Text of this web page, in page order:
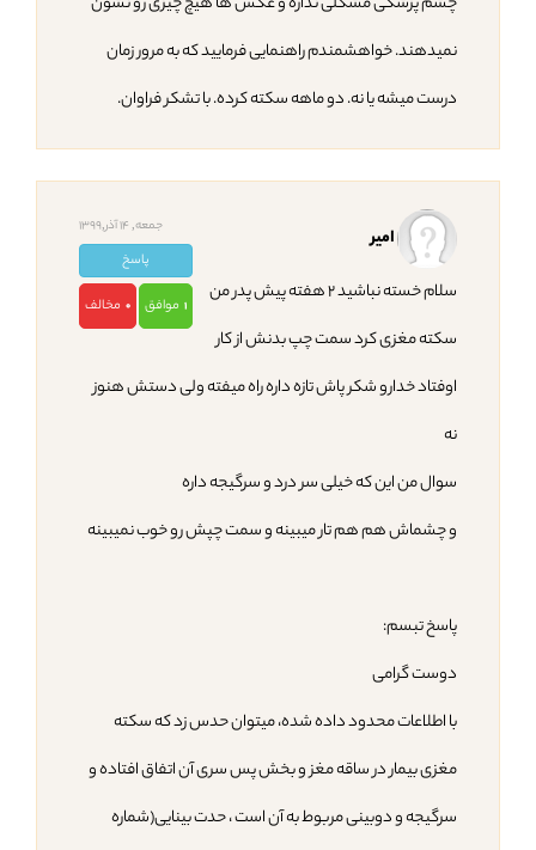
نمیدهند. خواهشمندم راهنمایی فرمایید که به مرور زمان
درست میشه یا نه. دو ماهه سکته کرده. با تشکر فراوان.
جمعه, 14 آذر,1399
پاسخ
1 موافق 0 مخالف
امیر
سلام خسته نباشید ۲ هفته پیش پدر من
سکته مغزی کرد سمت چپ بدنش از کار
اوفتاد خدارو شکر پاش تازه داره راه میفته ولی دستش هنوز
نه
سوال من این که خیلی سر درد و سرگیجه داره
و چشماش هم هم تار میبینه و سمت چپش رو خوب نمیبینه
پاسخ تبسم:
دوست گرامی
با اطلاعات محدود داده شده، میتوان حدس زد که سکته
مغزی بیمار در ساقه مغز و بخش پس سری آن اتفاق افتاده و
سرگیجه و دوبینی مربوط به آن است ، حدت بینایی(شماره